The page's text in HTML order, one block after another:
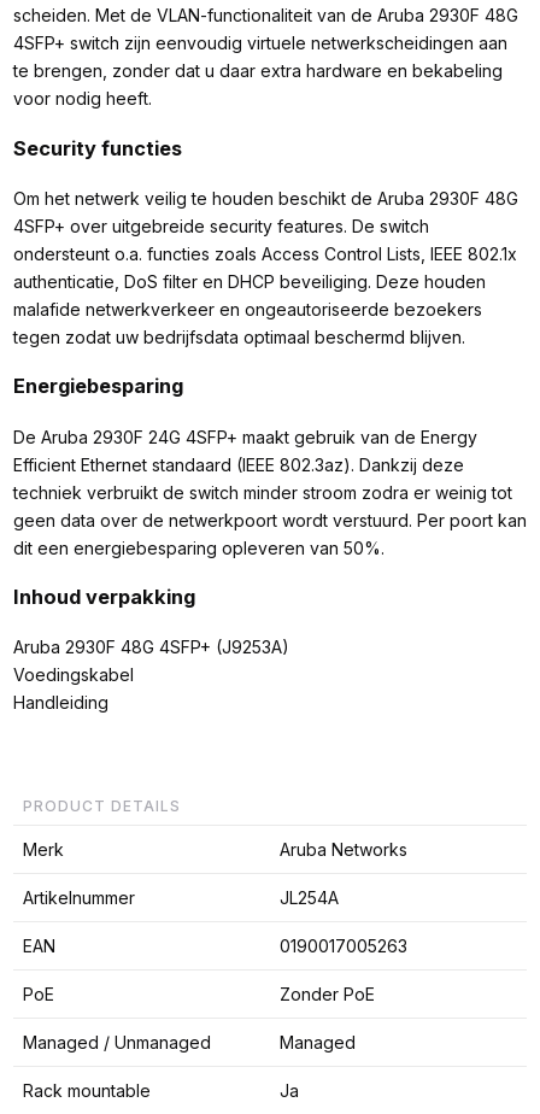
scheiden. Met de VLAN-functionaliteit van de Aruba 2930F 48G
4SFP+ switch zijn eenvoudig virtuele netwerkscheidingen aan
te brengen, zonder dat u daar extra hardware en bekabeling
voor nodig heeft.
Security functies
Om het netwerk veilig te houden beschikt de Aruba 2930F 48G
4SFP+ over uitgebreide security features. De switch
ondersteunt o.a. functies zoals Access Control Lists, IEEE 802.1x
authenticatie, DoS filter en DHCP beveiliging. Deze houden
malafide netwerkverkeer en ongeautoriseerde bezoekers
tegen zodat uw bedrijfsdata optimaal beschermd blijven.
Energiebesparing
De Aruba 2930F 24G 4SFP+ maakt gebruik van de Energy
Efficient Ethernet standaard (IEEE 802.3az). Dankzij deze
techniek verbruikt de switch minder stroom zodra er weinig tot
geen data over de netwerkpoort wordt verstuurd. Per poort kan
dit een energiebesparing opleveren van 50%.
Inhoud verpakking
Aruba 2930F 48G 4SFP+ (J9253A)
Voedingskabel
Handleiding
PRODUCT DETAILS
Merk Aruba Networks
Artikelnummer JL254A
EAN 0190017005263
PoE Zonder PoE
Managed / Unmanaged Managed
Rack mountable Ja